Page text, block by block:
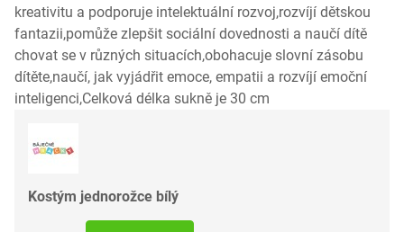
kreativitu a podporuje intelektuální rozvoj,rozvíjí dětskou
fantazii,pomůže zlepšit sociální dovednosti a naučí dítě
chovat se v různých situacích,obohacuje slovní zásobu
dítěte,naučí, jak vyjádřit emoce, empatii a rozvíjí emoční
inteligenci,Celková délka sukně je 30 cm
Kostým jednorožce bílý